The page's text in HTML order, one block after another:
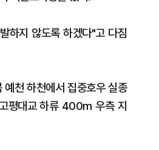
하지 않도록 하겠다"고 다짐
천 하천에서 집중호우 실종
평대교 하류 400m 우측 지